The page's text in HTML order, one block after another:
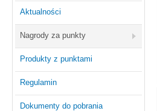
Aktualności
Nagrody za punkty
Produkty z punktami
Regulamin
Dokumenty do pobrania